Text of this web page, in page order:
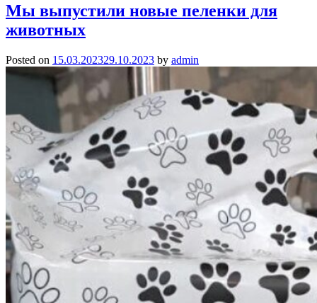
Мы выпустили новые пеленки для
животных
Posted on 15.03.202329.10.2023 by admin